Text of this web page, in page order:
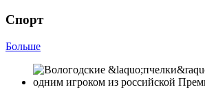
Спорт
Больше